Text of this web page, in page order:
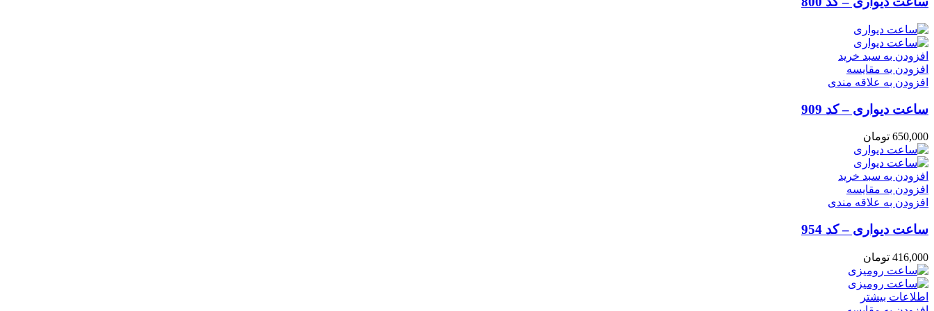
افزودن به سبد خرید
افزودن به مقایسه
افزودن به علاقه مندی
ساعت دیواری – کد 909
650,000 تومان
افزودن به سبد خرید
افزودن به مقایسه
افزودن به علاقه مندی
ساعت دیواری – کد 954
416,000 تومان
اطلاعات بیشتر